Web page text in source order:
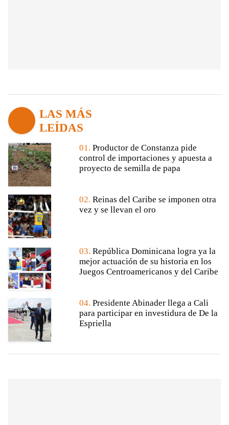
LAS MÁS
LEÍDAS
01. Productor de Constanza pide
control de importaciones y apuesta a
proyecto de semilla de papa
02. Reinas del Caribe se imponen otra
vez y se llevan el oro
03. República Dominicana logra ya la
mejor actuación de su historia en los
Juegos Centroamericanos y del Caribe
04. Presidente Abinader llega a Cali
para participar en investidura de De la
Espriella